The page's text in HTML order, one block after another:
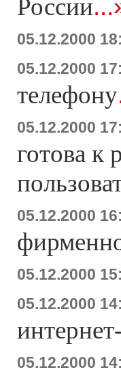
России
05.12.2000
05.12.2000
телефону
05.12.2000
готова к
05.12.2000
05.12.2000
05.12.2000
05.12.2000